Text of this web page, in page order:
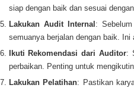
siap dengan baik dan sesuai
Lakukan Audit Internal:
semuanya berjalan dengan baik. Ini
Ikuti Rekomendasi dari Auditor:
perbaikan. Penting untuk
Lakukan Pelatihan: Pastikan